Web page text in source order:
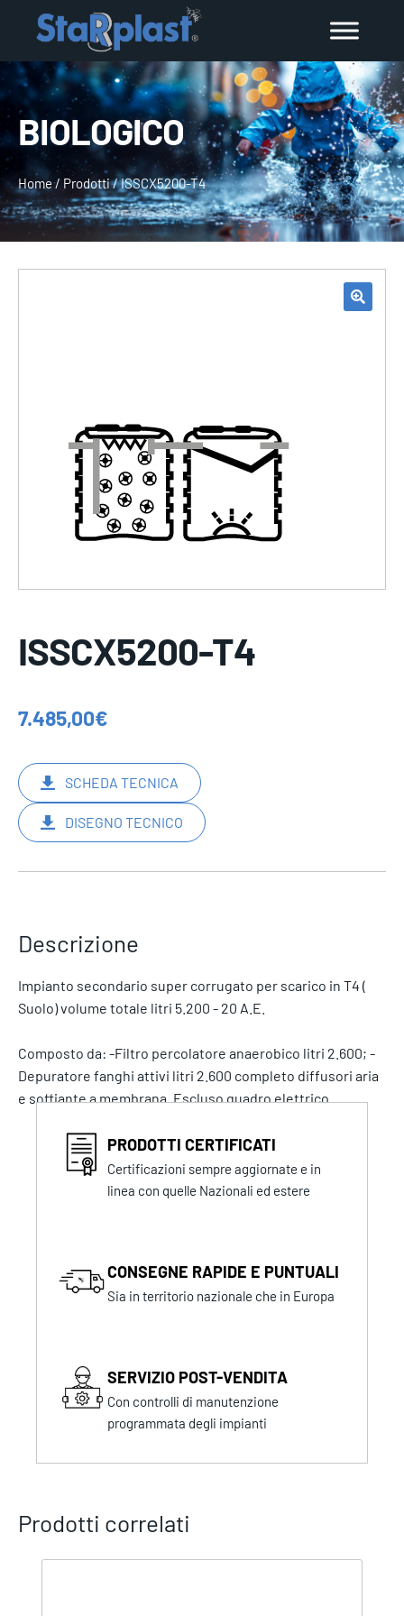
BIOLOGICO
Home/ Prodotti/ISSCX5200-T4
ISSCX5200-T4
7.485,00€
SCHEDA TECNICA
DISEGNO TECNICO
Descrizione
Impianto secondario super corrugato per scarico in T4 (
Suolo) volume totale litri 5.200 - 20 A.E.
Composto da: -Filtro percolatore anaerobico litri 2.600; -
Depuratore fanghi attivi litri 2.600 completo diffusori aria
e soffiante a membrana. Escluso quadro elettrico
PRODOTTI CERTIFICATI
Certificazioni sempre aggiornate e in
linea con quelle Nazionali ed estere
CONSEGNE RAPIDE E PUNTUALI
Sia in territorio nazionale che in Europa
SERVIZIO POST-VENDITA
Con controlli di manutenzione
programmata degli impianti
Prodotti correlati